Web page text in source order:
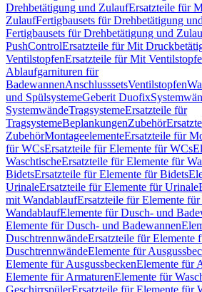
Drehbetätigung und ZulaufErsatzteile für
ZulaufFertigbausets für Drehbetätigung
Fertigbausets für Drehbetätigung und
PushControlErsatzteile für Mit
VentilstopfenErsatzteile für Mit
Ablaufgarnituren für
BadewannenAnschlusssetsVentilstopfen
und SpülsystemeGeberit Duofix
SystemwändeTragsystemeErsatzteile für
TragsystemeBeplankungenZubehör
ZubehörMontageelementeErsatzteile für
für WCsErsatzteile für Elemente für WCs
WaschtischeErsatzteile für Elemente für
BidetsErsatzteile für Elemente für Bidets
UrinaleErsatzteile für Elemente für Urinale
mit WandablaufErsatzteile für Elemente
WandablaufElemente für Dusch- und
Elemente für Dusch- und Badewannen
DuschtrennwändeErsatzteile für Elemente
DuschtrennwändeElemente für
Elemente für AusgussbeckenElemente für
Elemente für ArmaturenElemente für
GeschirrspülerErsatzteile für Elemente für